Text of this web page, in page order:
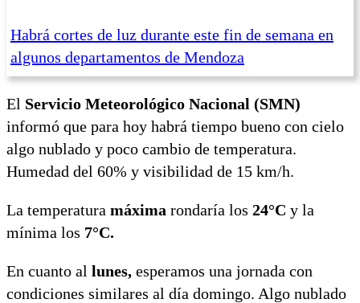
Habrá cortes de luz durante este fin de semana en
algunos departamentos de Mendoza
El Servicio Meteorológico Nacional (SMN)
informó que para hoy habrá tiempo bueno con cielo
algo nublado y poco cambio de temperatura.
Humedad del 60% y visibilidad de 15 km/h.
La temperatura máxima rondaría los 24°C y la
mínima los 7°C.
En cuanto al lunes, esperamos una jornada con
condiciones similares al día domingo. Algo nublado